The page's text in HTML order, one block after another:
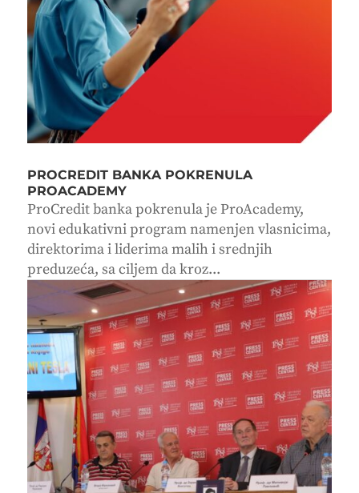
PROCREDIT BANKA POKRENULA
PROACADEMY
ProCredit banka pokrenula je ProAcademy,
novi edukativni program namenjen vlasnicima,
direktorima i liderima malih i srednjih
preduzeća, sa ciljem da kroz...